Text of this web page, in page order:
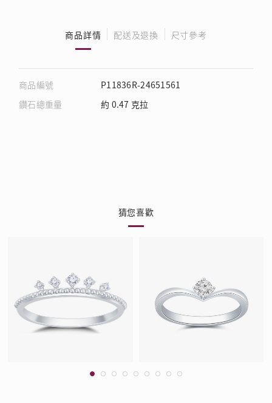
商品詳情 配送及退換 尺寸參考
商品編號
P11836R-24651561
鑽石總重量
約 0.47 克拉
猜您喜歡